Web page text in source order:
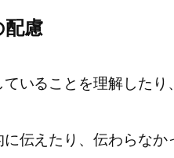
配慮
いることを理解した
伝えたり、伝わらな